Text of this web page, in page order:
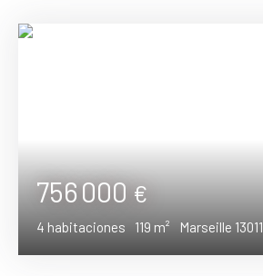
756 000€
4 habitaciones 119 m² Marseille 13011